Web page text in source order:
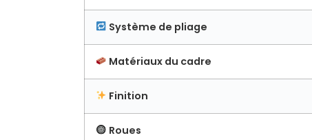
Système de pliage
Matériaux du cadre
Finition
Roues